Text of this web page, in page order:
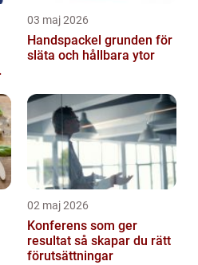
03 maj 2026
Handspackel grunden för
släta och hållbara ytor
02 maj 2026
Konferens som ger
resultat så skapar du rätt
förutsättningar